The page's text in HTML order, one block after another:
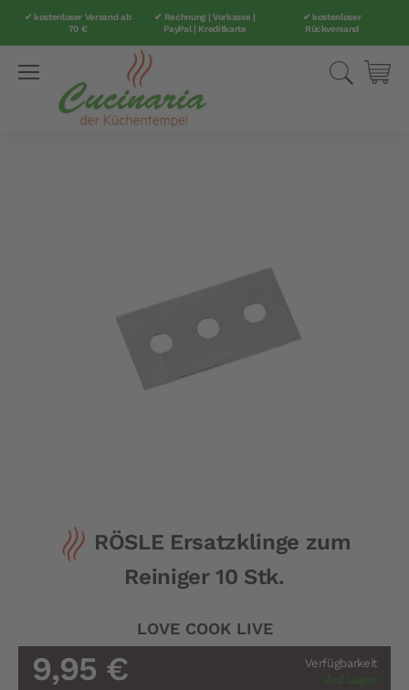
✔ kostenloser Versand ab
70 €
✔ Rechnung | Vorkasse |
PayPal | Kreditkarte
✔ kostenloser
Rückversand
Suche
RÖSLE Ersatzklinge zum
Reiniger 10 Stk.
LOVE COOK LIVE
Verfügbarkeit
Auf Lager
9,95 €